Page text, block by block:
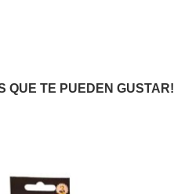
QUE TE PUEDEN GUSTAR!